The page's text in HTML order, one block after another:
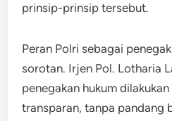
prinsip-prinsip tersebut.
Peran Polri sebagai
sorotan. Irjen Pol. Lotharia
penegakan hukum
transparan, tanpa pandang